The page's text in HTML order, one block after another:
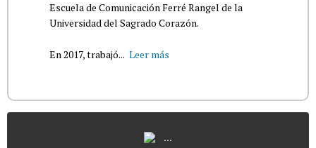
Escuela de Comunicación Ferré Rangel de la
Universidad del Sagrado Corazón.
En 2017, trabajó... Leer más
...